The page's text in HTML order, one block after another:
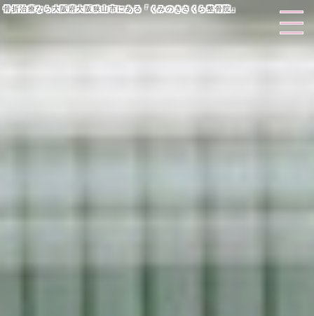
骨折治療なら大阪府大阪狭山市にある「くみのきさくら整骨院」